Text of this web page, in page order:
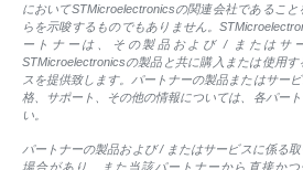
においてSTMicroelectronicsの関連会社であるこ
らを示唆するものでもありません。
ートナーは、その製品および / またはサ
STMicroelectronicsの製品と共に購入または使用
スを提供致します。パートナーの製品またはサー
格、サポート、その他の情報については、各パー
い。
パートナーの製品および / またはサービスに係る
場合があり、また当該パートナーから直接かつ